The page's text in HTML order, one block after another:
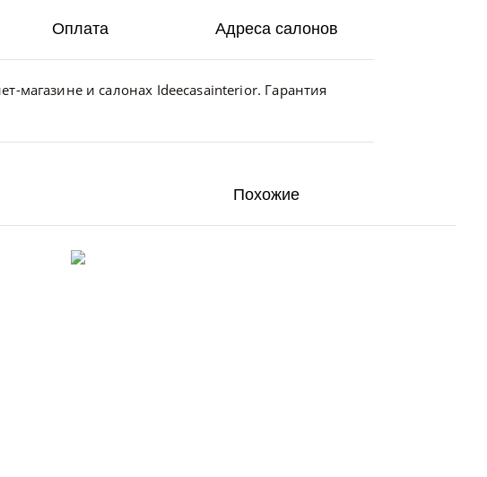
магазине и салонах Ideecasainterior. Гарантия
Оплата Адреса салонов
Похожие